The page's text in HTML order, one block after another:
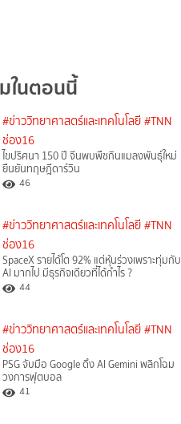
ในตอนนี้
#ข่าววิทยาศาสตร์และเทคโนโลยี #TNN
ช่อง16
ไขปริศนา 150 ปี จีนพบพืชกินแมลงพันธุ์ใหม่
ยืนยันทฤษฎีดาร์วิน
46
#ข่าววิทยาศาสตร์และเทคโนโลยี #TNN
ช่อง16
SpaceX รายได้โต 92% แต่หุ้นร่วงเพราะทุ่มกับ
AI มากไป มีธุรกิจเดียวที่ได้กำไร ?
44
#ข่าววิทยาศาสตร์และเทคโนโลยี #TNN
ช่อง16
PSG จับมือ Google ดึง AI Gemini พลิกโฉม
วงการฟุตบอล
41